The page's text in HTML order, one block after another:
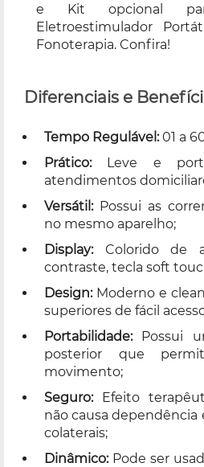
e Kit opcional
Eletroestimulador
Fonoterapia. Confira!
Diferenciais e
Tempo Regulável:01 a
Prático:Leve e
atendimentos
Versátil:Possui as
no mesmo aparelho;
Display:Colorido de
contraste, tecla soft
Design:Moderno e
superiores de fácil
Portabilidade:Possui
posterior que
movimento;
Seguro:Efeito
não causa dependência
colaterais;
Dinâmico:Pode ser